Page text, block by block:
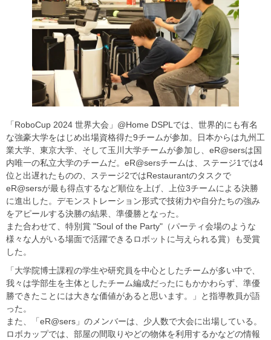
「RoboCup 2024 世界大会」@Home DSPLでは、世界的にも有名
な強豪大学をはじめ出場資格得た9チームが参加。日本からは九州工
業大学、東京大学、そして玉川大学チームが参加し、eR@sersは国
内唯一の私立大学のチームだ。eR@sersチームは、ステージ1では4
位と出遅れたものの、ステージ2ではRestaurantのタスクで
eR@sersが最も得点するなど順位を上げ、上位3チームによる決勝
に進出した。デモンストレーション形式で技術力や自分たちの強み
をアピールする決勝の結果、準優勝となった。
また合わせて、特別賞 "Soul of the Party"（パーティ会場のような
様々な人がいる場面で活躍できるロボットに与えられる賞）も受賞
した。
「大学院博士課程の学生や研究員を中心としたチームが多い中で、
我々は学部生を主体としたチーム編成だったにもかかわらず、準優
勝できたことには大きな価値があると思います。」と指導教員が語
った。
また、「eR@sers」のメンバーは、少人数で大会に出場している。
ロボカップでは、部屋の間取りやどの物体を利用するかなどの情報